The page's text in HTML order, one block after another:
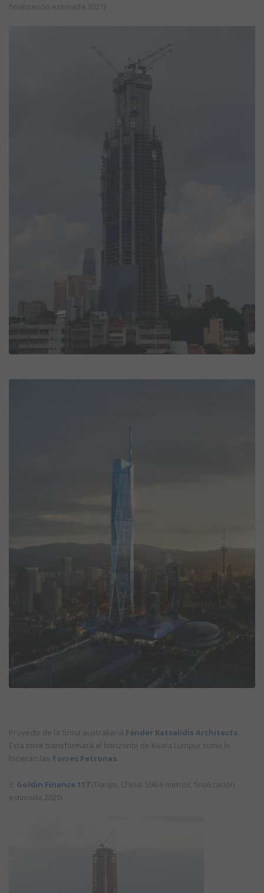
finalización estimada 2021)
Proyecto de la firma australiana Fender Katsalidis Architects
Esta torre transformará el horizonte de Kuala Lumpur como lo
hicieran las Torres Petronas
3. Goldin Finance 117(Tianjin, China: 596.6 metros, finalización
estimada 2020)